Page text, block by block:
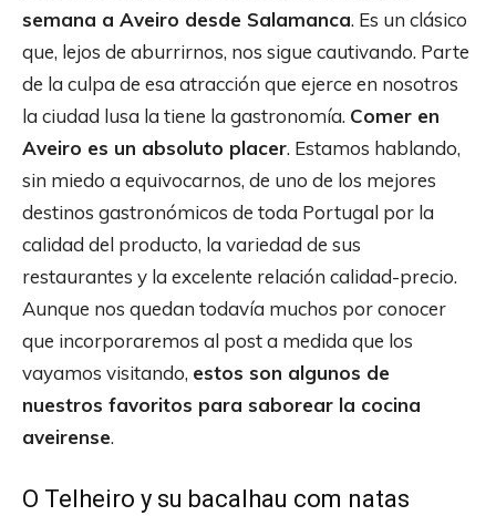
semana a Aveiro desde Salamanca. Es un clásico
que, lejos de aburrirnos, nos sigue cautivando. Parte
de la culpa de esa atracción que ejerce en nosotros
la ciudad lusa la tiene la gastronomía. Comer en
Aveiro es un absoluto placer. Estamos hablando,
sin miedo a equivocarnos, de uno de los mejores
destinos gastronómicos de toda Portugal por la
calidad del producto, la variedad de sus
restaurantes y la excelente relación calidad-precio.
Aunque nos quedan todavía muchos por conocer
que incorporaremos al post a medida que los
vayamos visitando, estos son algunos de
nuestros favoritos para saborear la cocina
aveirense.
O Telheiro y su bacalhau com natas